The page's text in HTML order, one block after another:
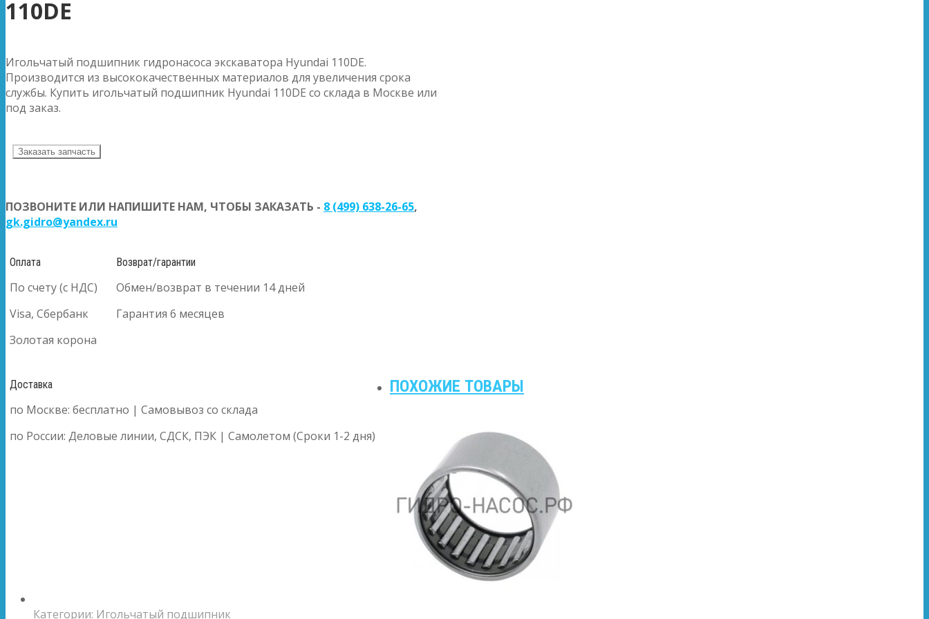
110DE
Игольчатый подшипник гидронасоса экскаватора Hyundai 110DE.
Производится из высококачественных материалов для увеличения срока
службы. Купить игольчатый подшипник Hyundai 110DE со склада в Москве или
под заказ.
Заказать запчасть
ПОЗВОНИТЕ ИЛИ НАПИШИТЕ НАМ, ЧТОБЫ ЗАКАЗАТЬ - 8 (499) 638-26-65,
gk.gidro@yandex.ru
Оплата
По счету (с НДС)
Visa, Сбербанк
Золотая корона
Возврат/гарантии
Обмен/возврат в течении 14 дней
Гарантия 6 месяцев
Доставка
по Москве: бесплатно | Самовывоз со склада
по России: Деловые линии, СДСК, ПЭК | Самолетом (Сроки 1-2 дня)
ПОХОЖИЕ ТОВАРЫ
Категории: Игольчатый подшипник